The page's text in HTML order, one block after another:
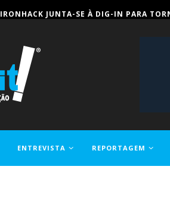
IRONHACK JUNTA-SE À DIG-IN PARA
ENTREVISTA REPORTAGEM